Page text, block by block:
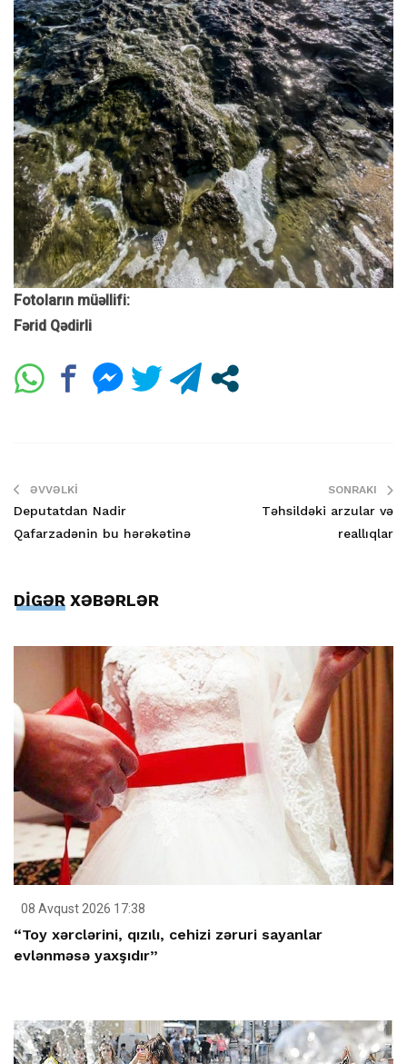
Fotoların müəllifi:
Fərid Qədirli
ƏVVƏLKI
Deputatdan Nadir
Qafarzadənin bu hərəkətinə
SONRAKI
Təhsildəki arzular və
reallıqlar
DİGƏR XƏBƏRLƏR
08 Avqust 2026 17:38
“Toy xərclərini, qızılı, cehizi zəruri sayanlar
evlənməsə yaxşıdır”